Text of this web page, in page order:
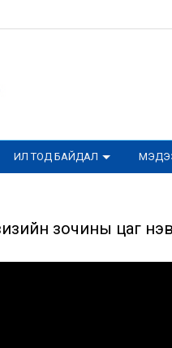
ИЛ ТОД БАЙДАЛ
зочины цаг